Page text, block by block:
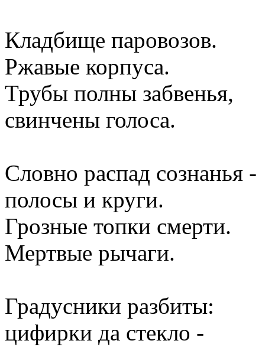
Кладбище паровозов.
Ржавые корпуса.
Трубы полны забвенья,
свинчены голоса.
Словно распад сознанья -
полосы и круги.
Грозные топки смерти.
Мертвые рычаги.
Градусники разбиты:
цифирки да стекло -